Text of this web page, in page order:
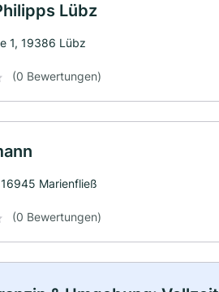
Lübz
1, 19386 Lübz
(0 Bewertungen)
Marienfließ
(0 Bewertungen)